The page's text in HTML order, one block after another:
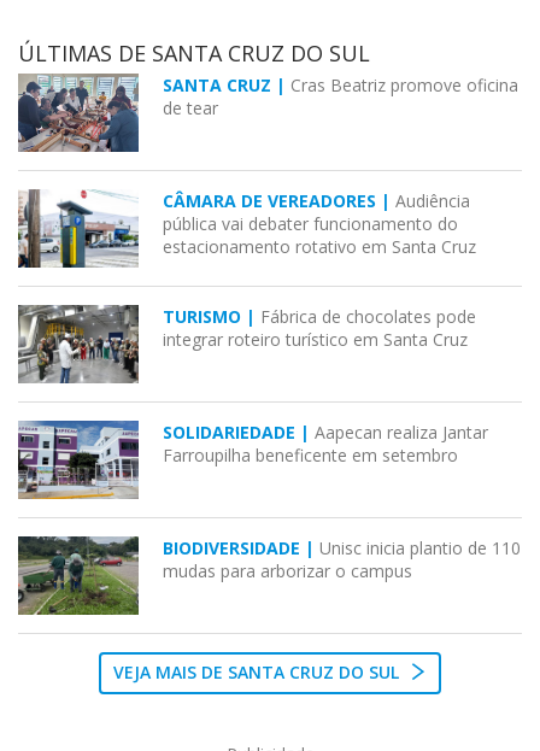
ÚLTIMAS DE SANTA CRUZ DO SUL
SANTA CRUZ | Cras Beatriz promove oficina
de tear
CÂMARA DE VEREADORES | Audiência
pública vai debater funcionamento do
estacionamento rotativo em Santa Cruz
TURISMO | Fábrica de chocolates pode
integrar roteiro turístico em Santa Cruz
SOLIDARIEDADE | Aapecan realiza Jantar
Farroupilha beneficente em setembro
BIODIVERSIDADE | Unisc inicia plantio de 110
mudas para arborizar o campus
VEJA MAIS DE SANTA CRUZ DO SUL